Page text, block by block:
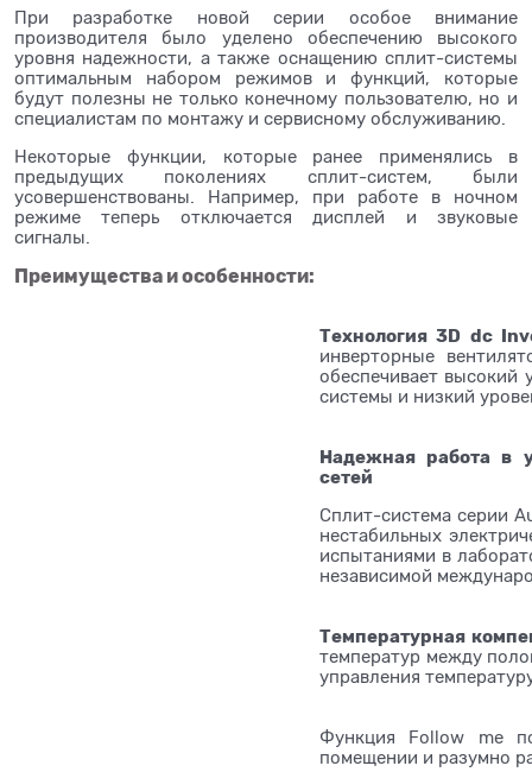
При разработке новой серии особое внимание
производителя было уделено обеспечению высокого
уровня надежности, а также оснащению сплит-системы
оптимальным набором режимов и функций, которые
будут полезны не только конечному пользователю, но и
специалистам по монтажу и сервисному обслуживанию.
Некоторые функции, которые ранее применялись в
предыдущих поколениях сплит-систем, были
усовершенствованы. Например, при работе в ночном
режиме теперь отключается дисплей и звуковые
сигналы.
Преимущества и особенности:
Технология 3D dc
инверторные
обеспечивает высокий
системы и низкий
Надежная работа в
сетей
Сплит-система серии
нестабильных
испытаниями в
независимой
Температурная
температур между
управления
Функция Follow me
помещении и разумно